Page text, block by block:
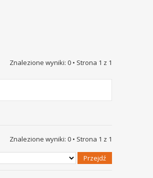
Znalezione wyniki: 0 • Strona 1 z 1
Znalezione wyniki: 0 • Strona 1 z 1